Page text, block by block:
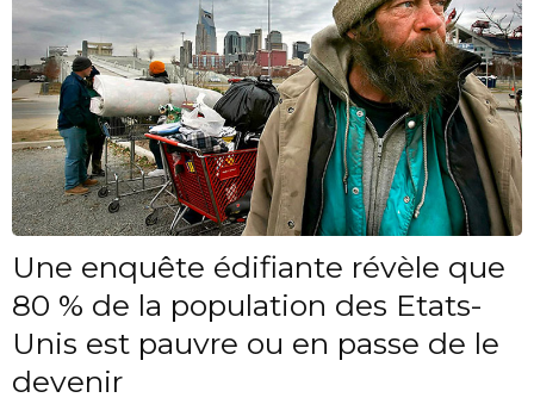
Une enquête édifiante révèle que
80 % de la population des Etats-
Unis est pauvre ou en passe de le
devenir